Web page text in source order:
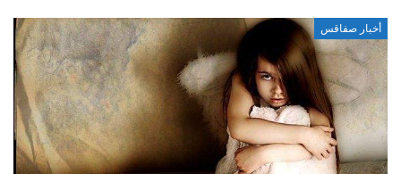
أخبار صفاقس